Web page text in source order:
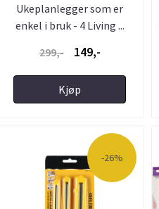
Ukeplanlegger som er
enkel i bruk - 4 Living ...
299,-
149,-
Kjøp
-26%